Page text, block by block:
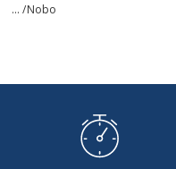
... /Nobo